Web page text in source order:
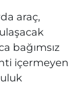
araç,
bağımsız
içermeyen